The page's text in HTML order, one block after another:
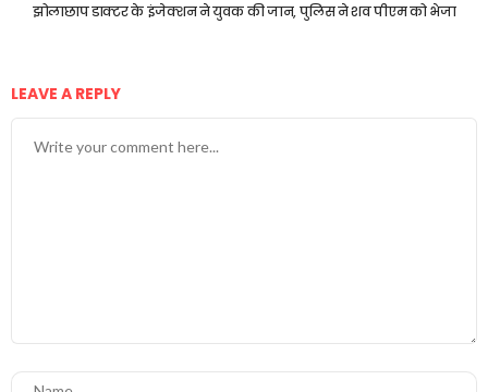
झोलाछाप डाक्टर के इंजेक्शन ने युवक की जान, पुलिस ने शव पीएम को भेजा
LEAVE A REPLY